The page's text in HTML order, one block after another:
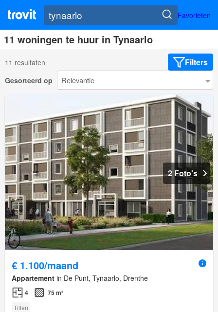
Favorieten
11 woningen te huur in Tynaarlo
11 resultaten Filters
Gesorteerd op
2 Foto's
€ 1.100/maand
Appartement in De Punt, Tynaarlo, Drenthe
4 75 m²
Tillen